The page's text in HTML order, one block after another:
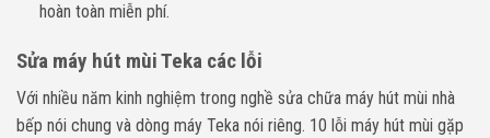
hoàn toàn miễn phí.
Sửa máy hút mùi Teka các lỗi
Với nhiều năm kinh nghiệm trong nghề sửa chữa máy hút mùi nhà
bếp nói chung và dòng máy Teka nói riêng. 10 lỗi máy hút mùi gặp